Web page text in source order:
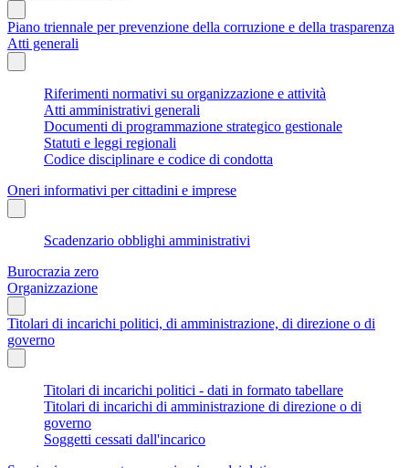
Piano triennale per prevenzione della corruzione e della trasparenza
Atti generali
Riferimenti normativi su organizzazione e attività
Atti amministrativi generali
Documenti di programmazione strategico gestionale
Statuti e leggi regionali
Codice disciplinare e codice di condotta
Oneri informativi per cittadini e imprese
Scadenzario obblighi amministrativi
Burocrazia zero
Organizzazione
Titolari di incarichi politici, di amministrazione, di direzione o di
governo
Titolari di incarichi politici - dati in formato tabellare
Titolari di incarichi di amministrazione di direzione o di
governo
Soggetti cessati dall'incarico